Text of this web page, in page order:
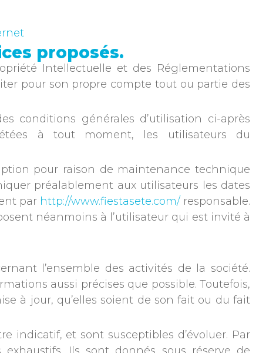
proposés.
Intellectuelle et des Réglementations
pour son propre compte tout ou partie des
conditions générales d’utilisation ci-après
à tout moment, les utilisateurs du
pour raison de maintenance technique
préalablement aux utilisateurs les dates
par http://www.fiestasete.com/ responsable.
néanmoins à l’utilisateur qui est invité à
l’ensemble des activités de la société.
aussi précises que possible. Toutefois,
à jour, qu’elles soient de son fait ou du fait
indicatif, et sont susceptibles d’évoluer. Par